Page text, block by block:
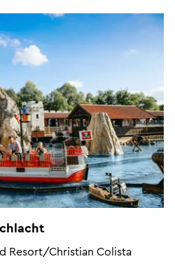
Resort/Christian Colista